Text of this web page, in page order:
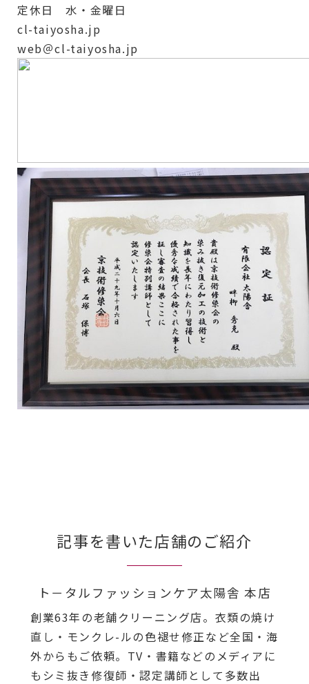
定休日 水・金曜日
cl-taiyosha.jp
web＠cl-taiyosha.jp
記事を書いた店舗のご紹介
ト－タルファッションケア太陽舎 本店
創業63年の老舗クリーニング店。衣類の焼け
直し・モンクレ-ルの色褪せ修正など全国・海
外からもご依頼。TV・書籍などのメディアに
もシミ抜き修復師・認定講師として多数出